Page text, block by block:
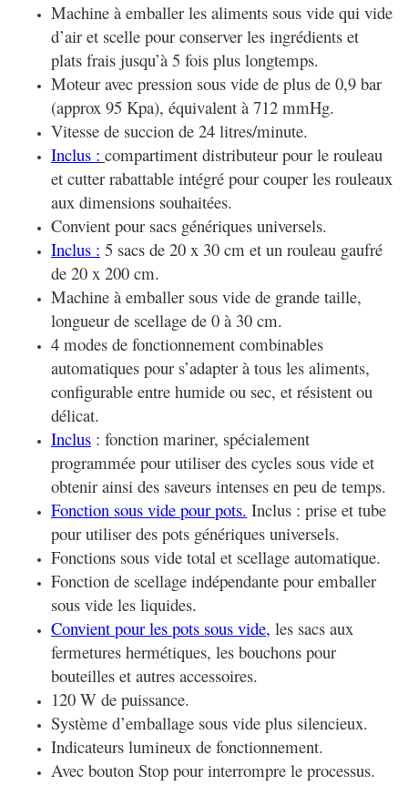
Machine à emballer les aliments sous vide qui vide
d’air et scelle pour conserver les ingrédients et
plats frais jusqu’à 5 fois plus longtemps.
Moteur avec pression sous vide de plus de 0,9 bar
(approx 95 Kpa), équivalent à 712 mmHg.
Vitesse de succion de 24 litres/minute.
Inclus : compartiment distributeur pour le rouleau
et cutter rabattable intégré pour couper les rouleaux
aux dimensions souhaitées.
Convient pour sacs génériques universels.
Inclus : 5 sacs de 20 x 30 cm et un rouleau gaufré
de 20 x 200 cm.
Machine à emballer sous vide de grande taille,
longueur de scellage de 0 à 30 cm.
4 modes de fonctionnement combinables
automatiques pour s’adapter à tous les aliments,
configurable entre humide ou sec, et résistent ou
délicat.
Inclus : fonction mariner, spécialement
programmée pour utiliser des cycles sous vide et
obtenir ainsi des saveurs intenses en peu de temps.
Fonction sous vide pour pots. Inclus : prise et tube
pour utiliser des pots génériques universels.
Fonctions sous vide total et scellage automatique.
Fonction de scellage indépendante pour emballer
sous vide les liquides.
Convient pour les pots sous vide, les sacs aux
fermetures hermétiques, les bouchons pour
bouteilles et autres accessoires.
120 W de puissance.
Système d’emballage sous vide plus silencieux.
Indicateurs lumineux de fonctionnement.
Avec bouton Stop pour interrompre le processus.